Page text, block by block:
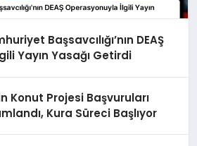
Başsavcılığı’nın DEAŞ
Yayın Yasağı Getirdi
Konut Projesi Başvuruları
Kura Süreci Başlıyor